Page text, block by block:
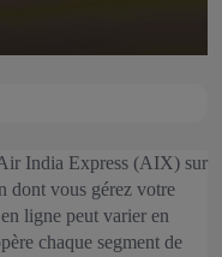
India Express (AIX) sur
dont vous gérez votre
ligne peut varier en
chaque segment de